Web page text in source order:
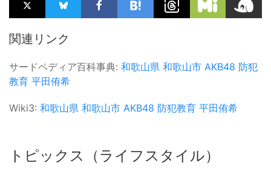
関連リンク
サードペディア百科事典: 和歌山県 和歌山市 AKB48 防犯
教育 平田侑希
Wiki3: 和歌山県 和歌山市 AKB48 防犯教育 平田侑希
トピックス（ライフスタイル）